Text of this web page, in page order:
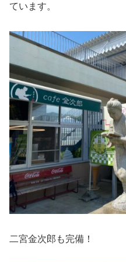
ています。
二宮金次郎も完備！